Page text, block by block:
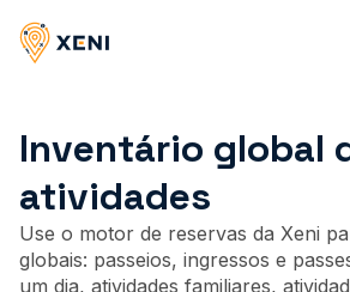
Cadastrar-se
Inventário global
atividades
Use o motor de reservas da Xeni
globais: passeios, ingressos e
um dia, atividades familiares,